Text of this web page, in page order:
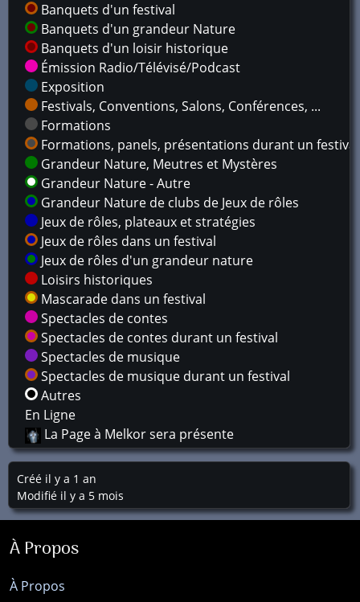
Banquets d'un festival
Banquets d'un grandeur Nature
Banquets d'un loisir historique
Émission Radio/Télévisé/Podcast
Exposition
Festivals, Conventions, Salons, Conférences, ...
Formations
Formations, panels, présentations durant un festival
Grandeur Nature, Meutres et Mystères
Grandeur Nature - Autre
Grandeur Nature de clubs de Jeux de rôles
Jeux de rôles, plateaux et stratégies
Jeux de rôles dans un festival
Jeux de rôles d'un grandeur nature
Loisirs historiques
Mascarade dans un festival
Spectacles de contes
Spectacles de contes durant un festival
Spectacles de musique
Spectacles de musique durant un festival
Autres
En Ligne
La Page à Melkor sera présente
Créé il y a 1 an
Modifié il y a 5 mois
À Propos
À Propos